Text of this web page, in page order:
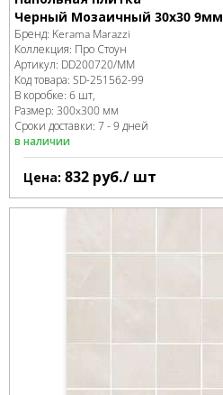
Черный Мозаичный 30x30 9мм
Бренд: Kerama Marazzi
Коллекция: Про Стоун
Артикул: DD200720/MM
Код товара: SD-251562-99
В коробке: 6 шт,
Размер: 300x300 мм
Сроки доставки: 7 - 9 дней
в наличии
Цена: 832 руб./ шт